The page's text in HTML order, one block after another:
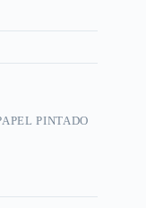
PINTADO